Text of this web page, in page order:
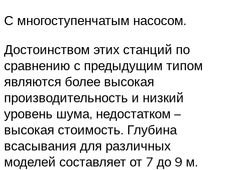
С многоступенчатым насосом.
Достоинством этих станций по
сравнению с предыдущим типом
являются более высокая
производительность и низкий
уровень шума, недостатком –
высокая стоимость. Глубина
всасывания для различных
моделей составляет от 7 до 9 м.